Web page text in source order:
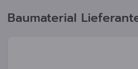
Baumaterial